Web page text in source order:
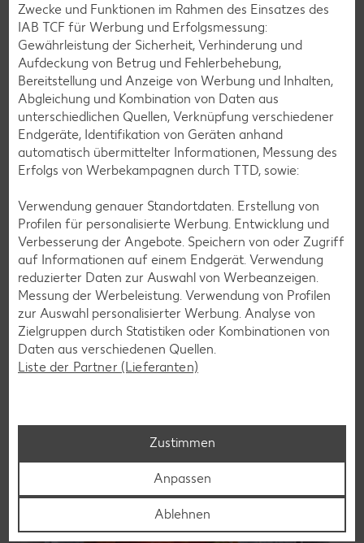
Laktosefreie Rezepte
Laktoseintoleranz muss dich kulinarisch nicht ausbremsen,
denn es geht auch ohne. Unsere laktosefreien Rezepte
bringen Vielfalt auf den Tisch – für große und kleine
Genießer, für die Lunchbox oder das Abendessen.
Rezepte entdecken
Zwecke und Funktionen im Rahmen des Einsatzes des
IAB TCF für Werbung und Erfolgsmessung:
Gewährleistung der Sicherheit, Verhinderung und
Aufdeckung von Betrug und Fehlerbehebung,
Bereitstellung und Anzeige von Werbung und Inhalten,
Abgleichung und Kombination von Daten aus
unterschiedlichen Quellen, Verknüpfung verschiedener
Endgeräte, Identifikation von Geräten anhand
automatisch übermittelter Informationen, Messung des
Erfolgs von Werbekampagnen durch TTD, sowie:
Verwendung genauer Standortdaten. Erstellung von
Profilen für personalisierte Werbung. Entwicklung und
Verbesserung der Angebote. Speichern von oder Zugriff
auf Informationen auf einem Endgerät. Verwendung
reduzierter Daten zur Auswahl von Werbeanzeigen.
Messung der Werbeleistung. Verwendung von Profilen
zur Auswahl personalisierter Werbung. Analyse von
Zielgruppen durch Statistiken oder Kombinationen von
Daten aus verschiedenen Quellen.
Liste der Partner (Lieferanten)
Zustimmen
Anpassen
Ablehnen